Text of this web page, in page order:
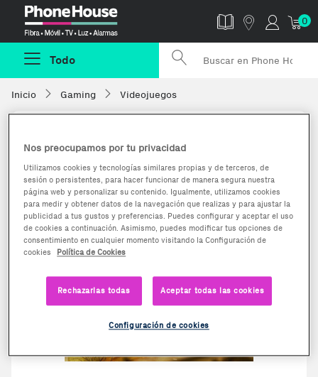
0
Todo
Inicio Gaming Videojuegos
Nos preocupamos por tu privacidad
Utilizamos cookies y tecnologías similares propias y de terceros, de
sesión o persistentes, para hacer funcionar de manera segura nuestra
página web y personalizar su contenido. Igualmente, utilizamos cookies
para medir y obtener datos de la navegación que realizas y para ajustar la
publicidad a tus gustos y preferencias. Puedes configurar y aceptar el uso
de cookies a continuación. Asimismo, puedes modificar tus opciones de
consentimiento en cualquier momento visitando la Configuración de
cookies
Política de Cookies
Rechazarlas todas Aceptar todas las cookies
Configuración de cookies